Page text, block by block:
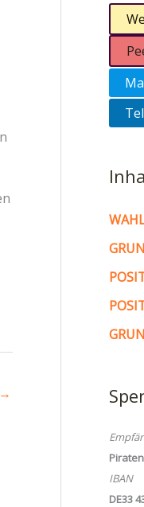
→
IBAN
DE33